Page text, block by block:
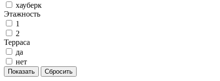
хауберк
Этажность
1
2
Терраса
да
нет